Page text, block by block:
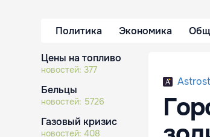
Политика Экономика
Цены на топливо
новостей: 377
Бельцы
новостей: 5726
Газовый кризис
новостей: 408